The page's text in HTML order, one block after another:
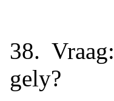
38.
gely?